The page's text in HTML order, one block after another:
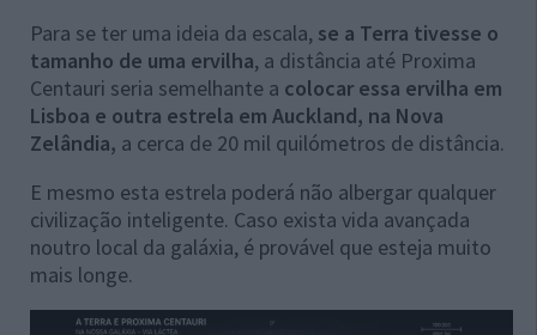
Para se ter uma ideia da escala, se a Terra tivesse o
tamanho de uma ervilha, a distância até Proxima
Centauri seria semelhante a colocar essa ervilha em
Lisboa e outra estrela em Auckland, na Nova
Zelândia, a cerca de 20 mil quilómetros de distância.
E mesmo esta estrela poderá não albergar qualquer
civilização inteligente. Caso exista vida avançada
noutro local da galáxia, é provável que esteja muito
mais longe.